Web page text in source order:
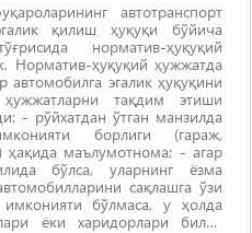
автотранспорт
қилиш ҳуқуқи бўйича
норматив-ҳуқуқий
Норматив-ҳуқуқий ҳужжатда
эгалик ҳуқуқини
тақдим этиши
- рўйхатдан ўтган манзилда
борлиги (гараж,
ҳақида маълумотнома; - агар
бўлса, уларнинг ёзма
сақлашга ўзи
имконияти бўлмаса, у ҳолда
ёки харидорлари билан